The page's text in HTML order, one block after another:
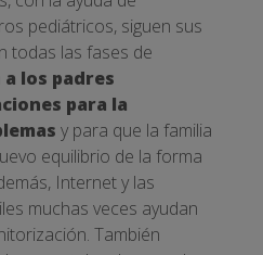
pediátricos, siguen sus
todas las fases de
los padres
para la
y para que la familia
equilibrio de la forma
Internet y las
muchas veces ayudan
También